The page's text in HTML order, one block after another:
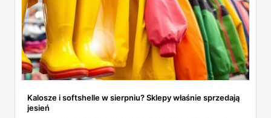
Kalosze i softshelle w sierpniu? Sklepy właśnie sprzedają
jesień